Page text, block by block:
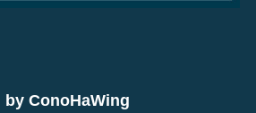
by ConoHaWing